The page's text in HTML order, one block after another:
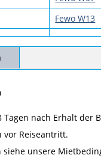
Fewo W13
nach Erhalt der
vor Reiseantritt.
unsere